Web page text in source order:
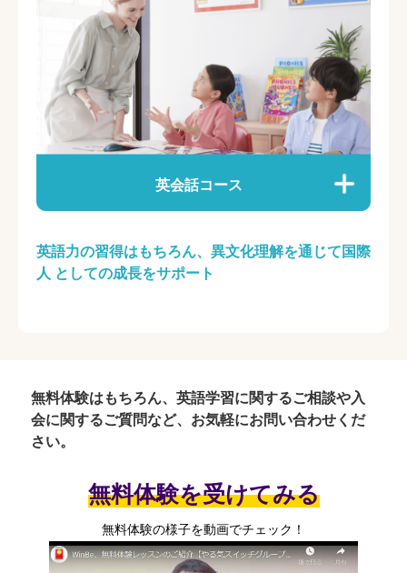
英会話コース
英語力の習得はもちろん、異文化理解を通じて国際
人 としての成長をサポート
無料体験はもちろん、英語学習に関するご相談や入
会に関するご質問など、お気軽にお問い合わせくだ
さい。
無料体験を受けてみる
無料体験の様子を動画でチェック！